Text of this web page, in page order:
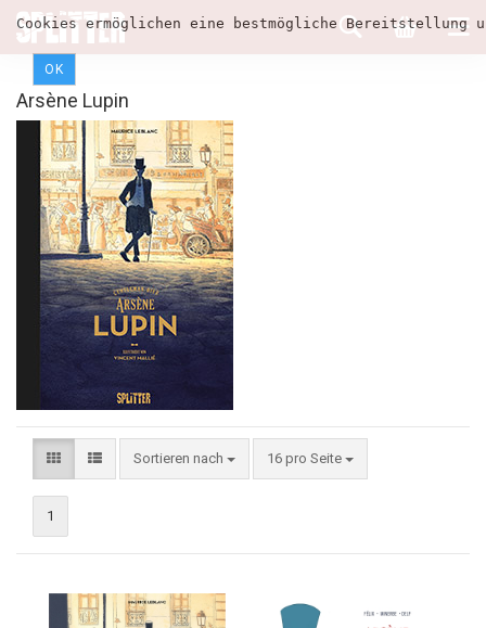
Cookies ermöglichen eine bestmögliche
OK
Arsène Lupin
Sortieren nach 16 pro Seite
1